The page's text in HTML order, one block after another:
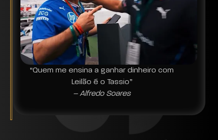
“Quem me ensina a ganhar dinheiro com
Leilão é o Tassio”
– Alfredo Soares